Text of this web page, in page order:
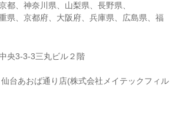
都、神奈川県、山梨県、長野県、
県、京都府、大阪府、兵庫県、広島県、福
央3-3-3三丸ビル２階
台あおば通り店(株式会社メイテックフィル